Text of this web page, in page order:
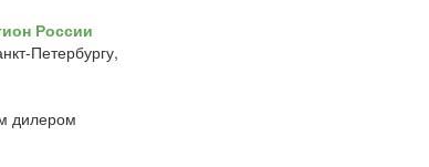
России
Петербургу,
дилером